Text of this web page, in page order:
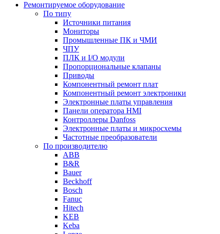
Ремонтируемое оборудование
По типу
Источники питания
Мониторы
Промышленные ПК и ЧМИ
ЧПУ
ПЛК и I/O модули
Пропорциональные клапаны
Приводы
Компонентный ремонт плат
Компонентный ремонт электроники
Электронные платы управления
Панели оператора HMI
Контроллеры Danfoss
Электронные платы и микросхемы
Частотные преобразователи
По производителю
ABB
B&R
Bauer
Beckhoff
Bosch
Fanuc
Hitech
KEB
Keba